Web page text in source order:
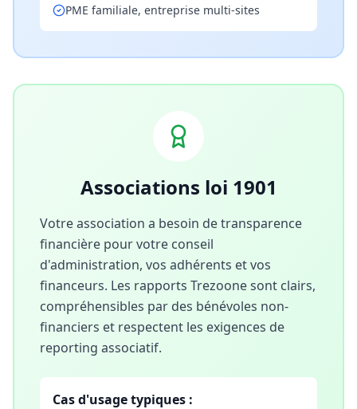
PME familiale, entreprise multi-sites
Associations loi 1901
Votre association a besoin de transparence
financière pour votre conseil
d'administration, vos adhérents et vos
financeurs. Les rapports Trezoone sont clairs,
compréhensibles par des bénévoles non-
financiers et respectent les exigences de
reporting associatif.
Cas d'usage typiques :